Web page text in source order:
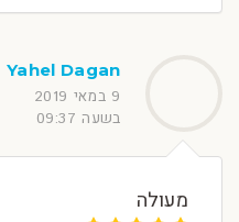
Yahel Dagan
9 במאי 2019
בשעה 09:37
מעולה